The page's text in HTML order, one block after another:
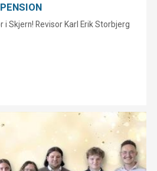
i Skjern! Revisor Karl Erik Storbjerg